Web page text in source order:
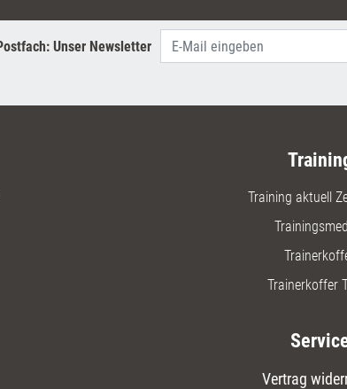
Unser Newsletter
Training aktuell
Trainerkoffer
Vertrag